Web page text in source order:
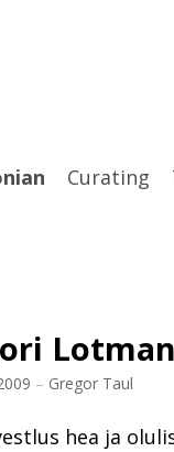
Curating
– Gregor Taul
hea ja